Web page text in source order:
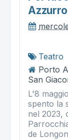
Teatro
Porto
San
L'8
spento la
nel 2023,
de